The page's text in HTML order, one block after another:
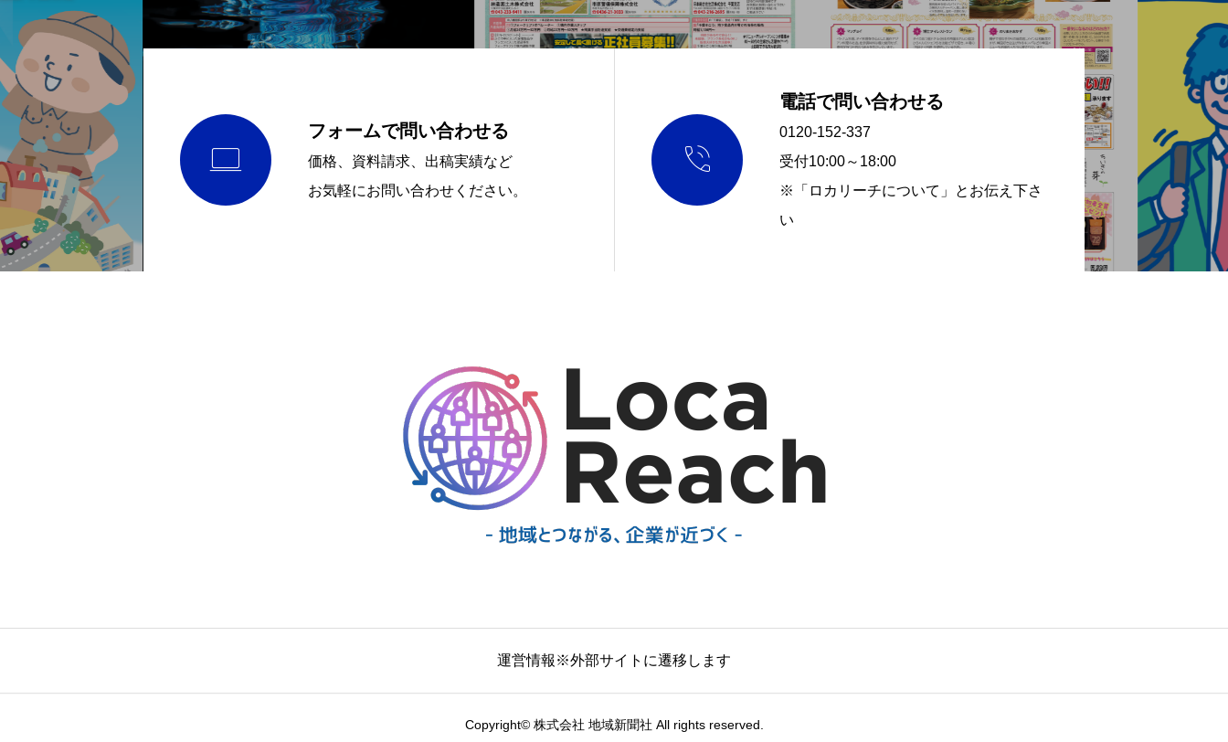

フォームで問い合わせる
価格、資料請求、出稿実績など
お気軽にお問い合わせください。

電話で問い合わせる
0120-152-337
受付10:00～18:00
※「ロカリーチについて」とお伝え下さ
い
運営情報※外部サイトに遷移します
Copyright© 株式会社 地域新聞社 All rights reserved.